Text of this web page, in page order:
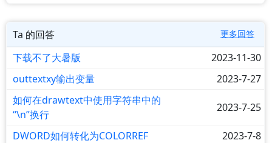
Ta 的回答 更多回答
下载不了大暑版
2023-11-30
outtextxy输出变量
2023-7-27
如何在drawtext中使用字符串中的
“\n”换行
2023-7-25
DWORD如何转化为COLORREF
2023-7-8